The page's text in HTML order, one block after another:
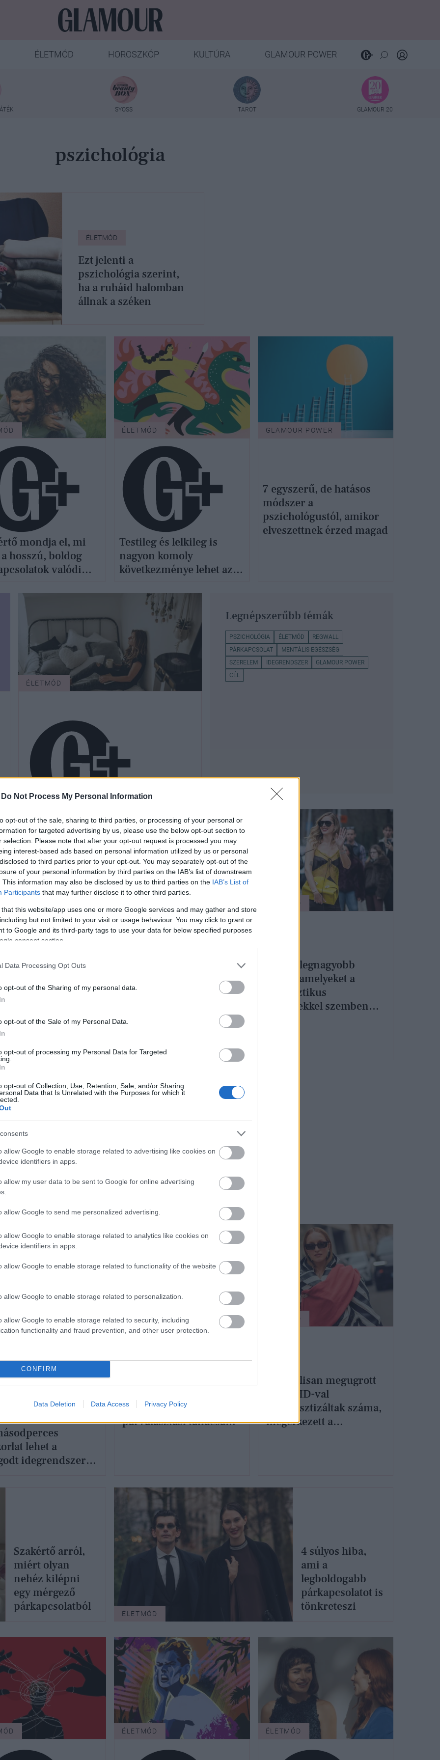
Do Not Process My Personal Information
opt-out of the sale, sharing to third parties, or processing of your personal or
for targeted advertising by us, please use the below opt-out section to
selection. Please note that after your opt-out request is processed you may
interest-based ads based on personal information utilized by us or personal
to third parties prior to your opt-out. You may separately opt-out of the
of your personal information by third parties on the IAB’s list of downstream
This information may also be disclosed by us to third parties on the IAB’s List of
Participants that may further disclose it to other third parties.
that this website/app uses one or more Google services and may gather and store
but not limited to your visit or usage behaviour. You may click to grant or
to Google and its third-party tags to use your data for below specified purposes
consent section.
Data Processing Opt Outs
opt-out of the Sharing of my personal data.
opt-out of the Sale of my Personal Data.
opt-out of processing my Personal Data for Targeted
opt-out of Collection, Use, Retention, Sale, and/or Sharing
Data that Is Unrelated with the Purposes for which it
allow Google to enable storage related to advertising like cookies on
identifiers in apps.
allow my user data to be sent to Google for online advertising
allow Google to send me personalized advertising.
allow Google to enable storage related to analytics like cookies on
identifiers in apps.
allow Google to enable storage related to functionality of the website
allow Google to enable storage related to personalization.
allow Google to enable storage related to security, including
functionality and fraud prevention, and other user protection.
CONFIRM
Data Deletion Data Access Privacy Policy
ÉLETMÓD HOROSZKÓP KULTÚRA GLAMOUR POWER
SYOSS TAROT GLAMOUR 20
pszichológia
ÉLETMÓD
Ezt jelenti a
pszichológia szerint,
ha a ruháid halomban
állnak a széken
mondja el, mi
hosszú, boldog
valódi
ÉLETMÓD
Testileg és lelkileg is
nagyon komoly
következménye lehet az
GLAMOUR POWER
7 egyszerű, de hatásos
módszer a
pszichológustól, amikor
elveszettnek érzed magad
ÉLETMÓD
Valószínűleg téged is érint ez a
láthatatlan mentális teher, így
könnyíthetsz rajta a
mindennapokban
Legnépszerűbb témák
PSZICHOLÓGIA ÉLETMÓD
REGWALL
PÁRKAPCSOLAT
MENTÁLIS EGÉSZSÉG
SZERELEM
IDEGRENDSZER
GLAMOUR POWER
CÉL
helyes módszer
A szakértő
nagyon meglepő
népszerűbb
veheted észre, hogy
átvernek
Ezek a legnagyobb
hibák, amelyeket a
nárcisztikus
emberekkel szemben
lejárt? Megérkezett az
szkeptikusok is
imádni fognak
lehet a
idegrendszer
ÉLETMÓD
mint egy bántó szó a
párválasztási tanácsadó
Radikálisan megugrott
az ADHD-val
diagnosztizáltak száma,
megérkezett a
Szakértő arról,
miért olyan
nehéz kilépni
egy mérgező
párkapcsolatból
ÉLETMÓD
4 súlyos hiba,
ami a
legboldogabb
párkapcsolatot is
tönkreteszi
ÉLETMÓD ÉLETMÓD